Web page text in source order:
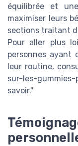
équilibrée et
maximiser leurs
sections traitant
Pour aller plus
personnes ayant
leur routine,
sur-les-
savoir."